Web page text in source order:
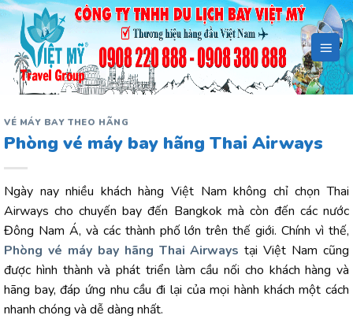
Bỏ
qua
dung
VÉ MÁY BAY THEO HÃNG
Phòng vé máy bay hãng Thai Airways
Ngày nay nhiều khách hàng Việt Nam không chỉ chọn Thai
Airways cho chuyến bay đến Bangkok mà còn đến các nước
Đông Nam Á, và các thành phố lớn trên thế giới. Chính vì thế,
Phòng vé máy bay hãng Thai Airways tại Việt Nam cũng
được hình thành và phát triển làm cầu nối cho khách hàng và
hãng bay, đáp ứng nhu cầu đi lại của mọi hành khách một cách
nhanh chóng và dễ dàng nhất.